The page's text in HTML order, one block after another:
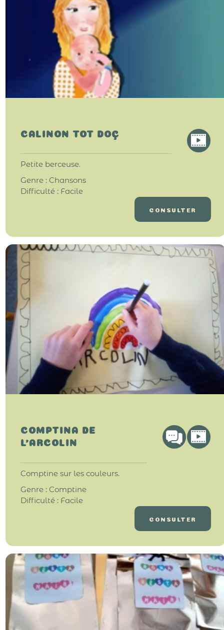
CALINON TOT DOÇ
Petite berceuse.
Genre : Chansons
Difficulté : Facile
CONSULTER
COMPTINA DE
L’ARCOLIN
Comptine sur les couleurs.
Genre : Comptine
Difficulté : Facile
CONSULTER